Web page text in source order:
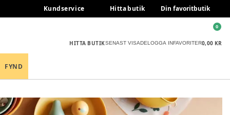
Kundservice Hitta butik Din favoritbutik
HITTA BUTIKSENAST VISADELOGGA INFAVORITER0,00 KR
0
FYND